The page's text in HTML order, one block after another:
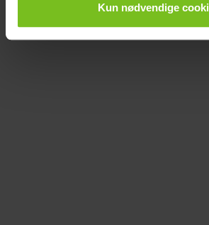
Kun nødvendige